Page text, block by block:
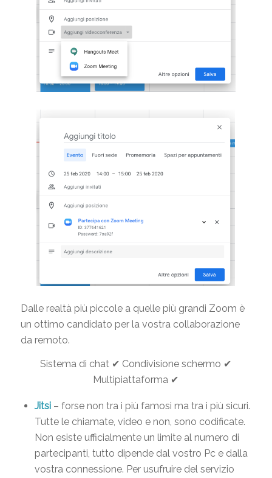
Dalle realtà più piccole a quelle più grandi Zoom è
un ottimo candidato per la vostra collaborazione
da remoto.
Sistema di chat ✔ Condivisione schermo ✔
Multipiattaforma ✔
Jitsi– forse non tra i più famosi ma tra i più sicuri.
Tutte le chiamate, video e non, sono codificate.
Non esiste ufficialmente un limite al numero di
partecipanti, tutto dipende dal vostro Pc e dalla
vostra connessione. Per usufruire del servizio